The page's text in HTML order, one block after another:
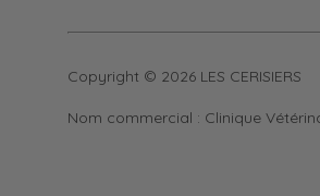
Copyright © 2026 LES CERISIERS
Nom commercial : Clinique